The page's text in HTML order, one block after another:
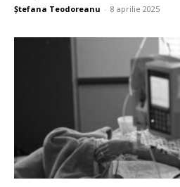
Ștefana Teodoreanu - 8 aprilie 2025